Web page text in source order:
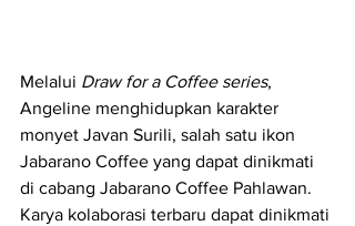
Melalui Draw for a Coffee series,
Angeline menghidupkan karakter
monyet Javan Surili, salah satu ikon
Jabarano Coffee yang dapat dinikmati
di cabang Jabarano Coffee Pahlawan.
Karya kolaborasi terbaru dapat dinikmati